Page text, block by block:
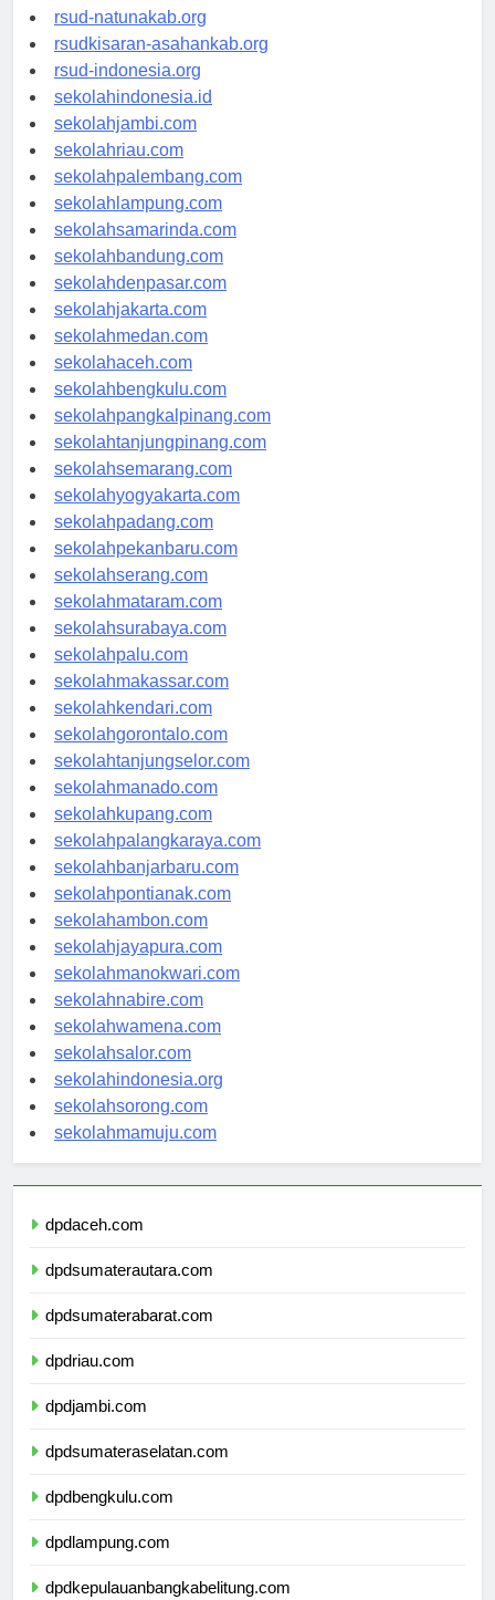
rsud-ntbprov.org
rsud-natunakab.org
rsudkisaran-asahankab.org
rsud-indonesia.org
sekolahindonesia.id
sekolahjambi.com
sekolahriau.com
sekolahpalembang.com
sekolahlampung.com
sekolahsamarinda.com
sekolahbandung.com
sekolahdenpasar.com
sekolahjakarta.com
sekolahmedan.com
sekolahaceh.com
sekolahbengkulu.com
sekolahpangkalpinang.com
sekolahtanjungpinang.com
sekolahsemarang.com
sekolahyogyakarta.com
sekolahpadang.com
sekolahpekanbaru.com
sekolahserang.com
sekolahmataram.com
sekolahsurabaya.com
sekolahpalu.com
sekolahmakassar.com
sekolahkendari.com
sekolahgorontalo.com
sekolahtanjungselor.com
sekolahmanado.com
sekolahkupang.com
sekolahpalangkaraya.com
sekolahbanjarbaru.com
sekolahpontianak.com
sekolahambon.com
sekolahjayapura.com
sekolahmanokwari.com
sekolahnabire.com
sekolahwamena.com
sekolahsalor.com
sekolahindonesia.org
sekolahsorong.com